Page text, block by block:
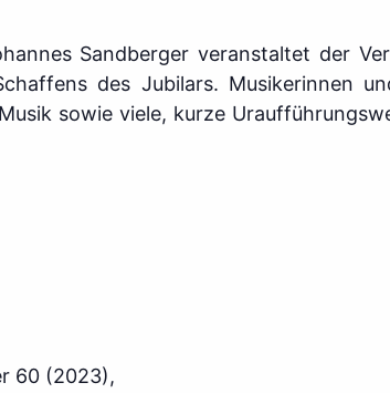
Sandberger veranstaltet der
des Jubilars. Musikerinnen
sowie viele, kurze
60 (2023),